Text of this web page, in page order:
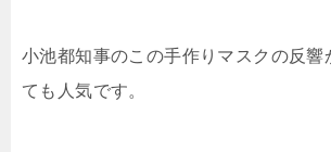
小池都知事のこの手作りマスクの反響
ても人気です。